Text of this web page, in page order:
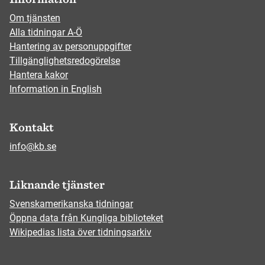
Om tjänsten
Alla tidningar A-Ö
Hantering av personuppgifter
Tillgänglighetsredogörelse
Hantera kakor
Information in English
Kontakt
info@kb.se
Liknande tjänster
Svenskamerikanska tidningar
Öppna data från Kungliga biblioteket
Wikipedias lista över tidningsarkiv